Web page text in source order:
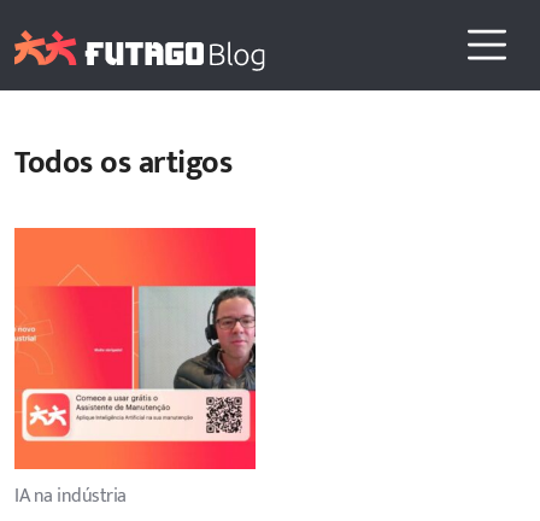
Todos os artigos
IA na indústria